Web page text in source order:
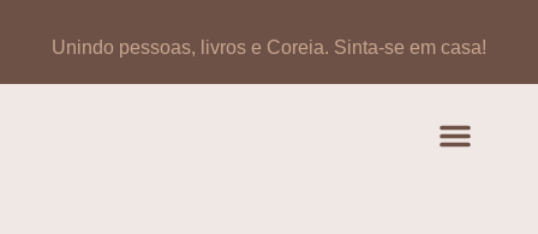
Unindo pessoas, livros e Coreia. Sinta-se em casa!